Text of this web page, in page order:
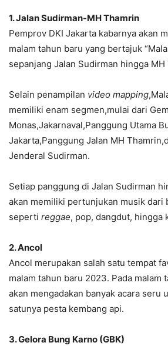
1. Jalan Sudirman-MH Thamrin
Pemprov DKI Jakarta kabarnya akan
malam tahun baru yang bertajuk
sepanjang Jalan Sudirman hingga MH
Selain penampilan video mapping
memiliki enam segmen,mulai dari
Monas,Jakarnaval,Panggung Utama
Jakarta,Panggung Jalan MH
Jenderal Sudirman.
Setiap panggung di Jalan Sudirman
akan memiliki pertunjukan musik dari
seperti reggae, pop, dangdut, hingga
2. Ancol
Ancol merupakan salah satu tempat
malam tahun baru 2023. Pada malam
akan mengadakan banyak acara seru
satunya pesta kembang api.
3. Gelora Bung Karno (GBK)